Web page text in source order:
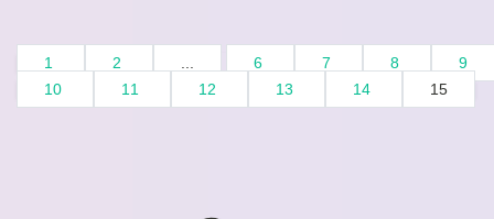
1 2 ... 6 7 8
9
10
11 12 13 14 15